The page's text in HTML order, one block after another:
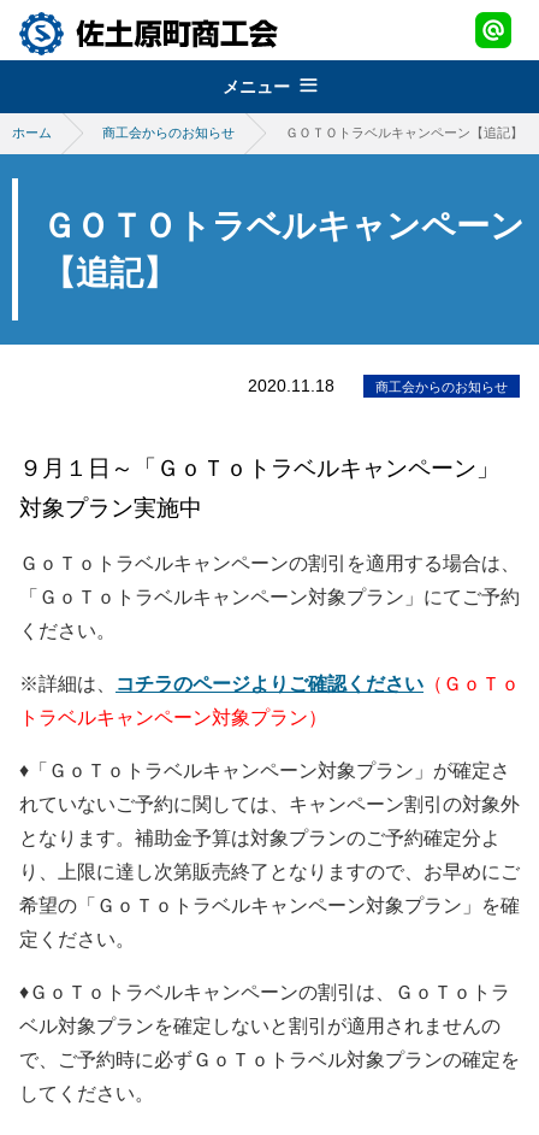
メニュー
組織概要
about
青年部
support
経営発達支援事業
景況調査報告
セミナー・講座
原産地証明発給
地域振興事業
promotion
brand
contact us
ログイン
会員ログイン
新規登録
ホーム 商工会からのお知らせ ＧＯＴＯトラベルキャンペーン【追記】
ＧＯＴＯトラベルキャンペーン
【追記】
2020.11.18 商工会からのお知らせ
９月１日～「ＧｏＴｏトラベルキャンペーン」
対象プラン実施中
ＧｏＴｏトラベルキャンペーンの割引を適用する場合は、
「ＧｏＴｏトラベルキャンペーン対象プラン」にてご予約
ください。
※詳細は、 コチラのページよりご確認ください （ＧｏＴｏ
トラベルキャンペーン対象プラン）
♦「ＧｏＴｏトラベルキャンペーン対象プラン」が確定さ
れていないご予約に関しては、キャンペーン割引の対象外
となります。補助金予算は対象プランのご予約確定分よ
り、上限に達し次第販売終了となりますので、お早めにご
希望の「ＧｏＴｏトラベルキャンペーン対象プラン」を確
定ください。
♦ＧｏＴｏトラベルキャンペーンの割引は、ＧｏＴｏトラ
ベル対象プランを確定しないと割引が適用されませんの
で、ご予約時に必ずＧｏＴｏトラベル対象プランの確定を
してください。